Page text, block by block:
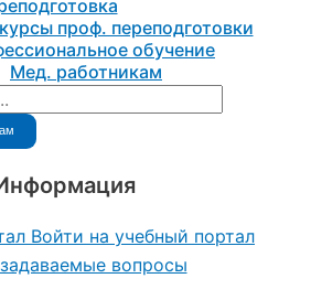
проф. переподготовки
обучение
Мед. работникам
Войти на учебный портал
вопросы